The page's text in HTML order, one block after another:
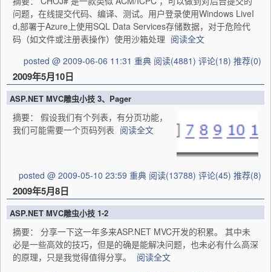
问题，在线提交代码、编译、测试。用户登录使用Windows LiveI
d,部署于Azure上使用SQL Data Services存储数据，对于危险代
码（如文件或注册表操作）使用沙箱处理 阅读全文
posted @ 2009-06-06 11:31 重典 阅读(4881) 评论(18) 推荐(0)
2009年5月10日
ASP.NET MVC雕虫小技 3、Pager
摘要： 假设我们有个列表，有分页功能，
我们可能需要一个页码列表 阅读全文
posted @ 2009-05-10 23:59 重典 阅读(13788) 评论(45) 推荐(8)
2009年5月8日
ASP.NET MVC雕虫小技 1-2
摘要： 分享一下这一年多来ASP.NET MVC开发的积累。 其中未
必是一些高效的技巧，但是的确是能解决问题，也未必有什么高深
的原理，只是我觉得值得分享。
阅读全文